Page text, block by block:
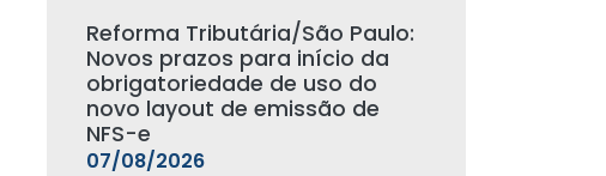
Reforma Tributária/São Paulo:
Novos prazos para início da
obrigatoriedade de uso do
novo layout de emissão de
NFS-e
07/08/2026